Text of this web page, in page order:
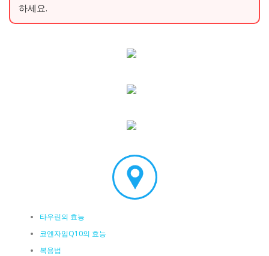
하세요.
타우린의 효능
코엔자임Q10의 효능
복용법